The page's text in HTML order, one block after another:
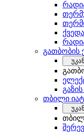
გათბობის
გაზის
თბილი